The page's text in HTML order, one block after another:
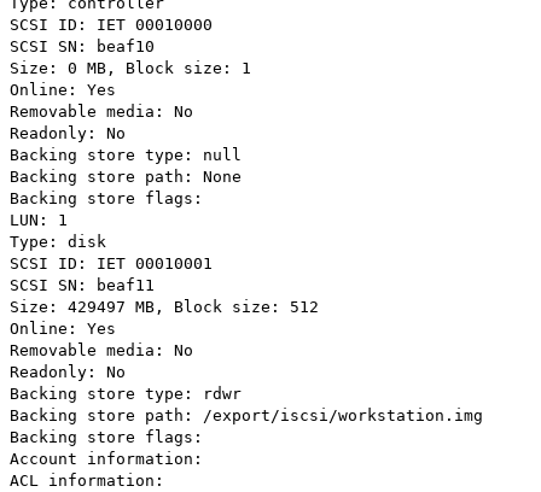
SCSI ID: IET 00010000
SCSI SN: beaf10
Size: 0 MB, Block size: 1
Online: Yes
Removable media: No
Readonly: No
Backing store type: null
Backing store path: None
Backing store flags:
LUN: 1
Type: disk
SCSI ID: IET 00010001
SCSI SN: beaf11
Size: 429497 MB, Block size: 512
Online: Yes
Removable media: No
Readonly: No
Backing store type: rdwr
Backing store path: /export/iscsi/workstation.img
Backing store flags:
Account information:
ACL information: